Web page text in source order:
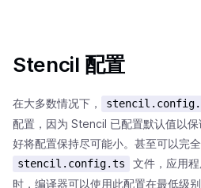
Stencil 配置
在大多数情况下，
配置，因为 Stencil 已配置默认值以
好将配置保持尽可能小。甚至可以完
stencil.config.ts
文件，应用
时，编译器可以使用此配置在最低级